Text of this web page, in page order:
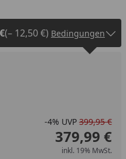
(– 12,50 €) Bedingungen
eingeben
um eins erhöhen
-4% UVP 399,95 €
379,99 €
inkl. 19% MwSt.